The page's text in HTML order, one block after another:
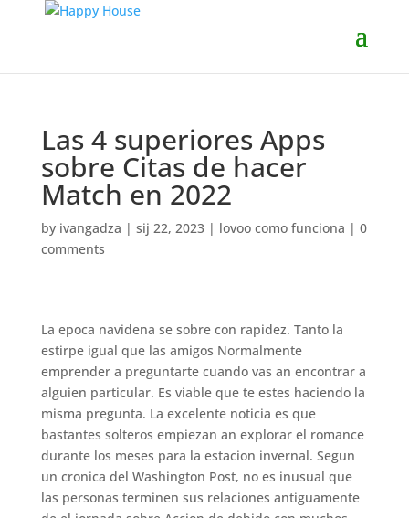
Las 4 superiores Apps
sobre Citas de hacer
Match en 2022
by ivangadza | sij 22, 2023| lovoo como funciona | 0
comments
La epoca navidena se sobre con rapidez. Tanto la
estirpe igual que las amigos Normalmente
emprender a preguntarte cuando vas an encontrar a
alguien particular. Es viable que te estes haciendo la
misma pregunta. La excelente noticia es que
bastantes solteros empiezan an explorar el romance
durante los meses para la estacion invernal. Segun
un cronica del Washington Post, no es inusual que
las personas terminen sus relaciones antiguamente